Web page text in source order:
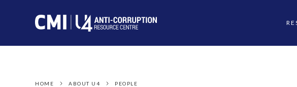
HOME ABOUT U4 PEOPLE